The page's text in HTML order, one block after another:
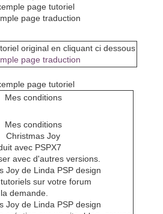
original en cliquant ci dessous
avec PSPX7
avec d'autres versions.
sur votre forum
demande.